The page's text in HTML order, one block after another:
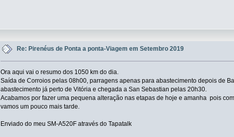
Re: Pirenéus de Ponta a ponta-Viagem em Setembro 2019
Ora aqui vai o resumo dos 1050 km do dia.
Saída de Corroios pelas 08h00, parragens apenas para abastecimento depois de
abastecimento já perto de Vitória e chegada a San Sebastian pelas 20h30.
Acabamos por fazer uma pequena alteração nas etapas de hoje e amanha pois
vamos um pouco mais tarde.
Enviado do meu SM-A520F através do Tapatalk